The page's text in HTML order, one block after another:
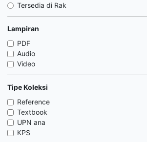
Tersedia di Rak
Lampiran
PDF
Audio
Video
Tipe Koleksi
Reference
Textbook
UPN ana
KPS